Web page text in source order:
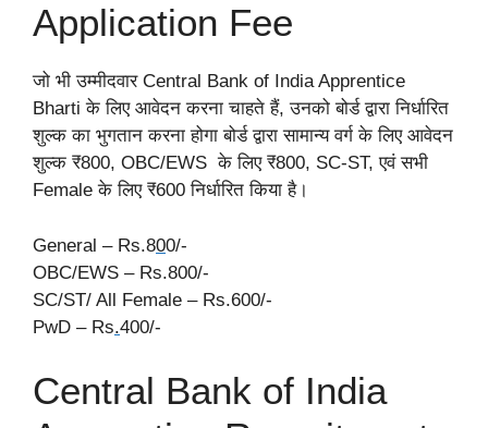
Application Fee
जो भी उम्मीदवार Central Bank of India Apprentice
Bharti के लिए आवेदन करना चाहते हैं, उनको बोर्ड द्वारा निर्धारित
शुल्क का भुगतान करना होगा बोर्ड द्वारा सामान्य वर्ग के लिए आवेदन
शुल्क ₹800, OBC/EWS के लिए ₹800, SC-ST, एवं सभी
Female के लिए ₹600 निर्धारित किया है।
General – Rs.800/-
OBC/EWS – Rs.800/-
SC/ST/ All Female – Rs.600/-
PwD – Rs.400/-
Central Bank of India